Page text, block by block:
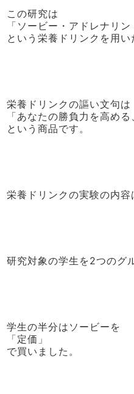
この研究は
「ソービー・アドレナリン
という栄養ドリンクを用い
栄養ドリンクの謳い文句は
「あなたの勝負力を高める
という商品です。
栄養ドリンクの実験の内容
研究対象の学生を2つのグ
学生の半分はソービーを
「定価」
で買いました。